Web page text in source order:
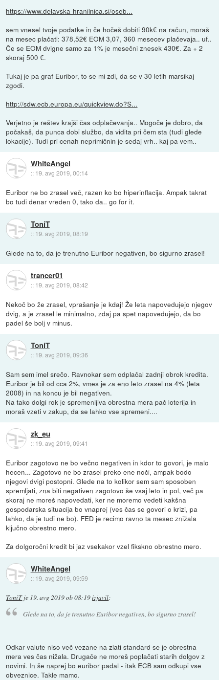
https://www.delavska-hranilnica.si/oseb...
sem vnesel tvoje podatke in če hočeš dobiti 90k€ na račun, moraš
na mesec plačati: 378,52€ EOM 3,07, 360 mesecev plačevaja.. uf..
Če se EOM dvigne samo za 1% je mesečni znesek 430€. Za + 2
skoraj 500 €.
Tukaj je pa graf Euribor, to se mi zdi, da se v 30 letih marsikaj
zgodi.
http://sdw.ecb.europa.eu/quickview.do?S...
Verjetno je reštev krajši čas odplačevanja.. Mogoče je dobro, da
počakaš, da punca dobi službo, da vidita pri čem sta (tudi glede
lokacije). Tudi pri cenah neprimičnin je sedaj vrh.. kaj pa vem..
WhiteAngel
:: 19. avg 2019, 00:14
Euribor ne bo zrasel več, razen ko bo hiperinflacija. Ampak takrat
bo tudi denar vreden 0, tako da.. go for it.
ToniT
:: 19. avg 2019, 08:19
Glede na to, da je trenutno Euribor negativen, bo sigurno zrasel!
trancer01
:: 19. avg 2019, 08:42
Nekoč bo že zrasel, vprašanje je kdaj! Že leta napovedujejo njegov
dvig, a je zrasel le minimalno, zdaj pa spet napovedujejo, da bo
padel še bolj v minus.
ToniT
:: 19. avg 2019, 09:36
Sam sem imel srečo. Ravnokar sem odplačal zadnji obrok kredita.
Euribor je bil od cca 2%, vmes je za eno leto zrasel na 4% (leta
2008) in na koncu je bil negativen.
Na tako dolgi rok je spremenljiva obrestna mera pač loterija in
moraš vzeti v zakup, da se lahko vse spremeni....
zk_eu
:: 19. avg 2019, 09:41
Euribor zagotovo ne bo večno negativen in kdor to govori, je malo
hecen... Zagotovo ne bo zrasel preko ene noči, ampak bodo
njegovi dvigi postopni. Glede na to kolikor sem sam sposoben
spremljati, zna biti negativen zagotovo še vsaj leto in pol, več pa
skoraj ne moreš napovedati, ker ne moremo vedeti kakšna
gospodarska situacija bo vnaprej (ves čas se govori o krizi, pa
lahko, da je tudi ne bo). FED je recimo ravno ta mesec znižala
ključno obrestno mero.
Za dolgoročni kredit bi jaz vsekakor vzel fikskno obrestno mero.
WhiteAngel
:: 19. avg 2019, 09:59
ToniTje 19. avg 2019 ob 08:19izjavil:
Glede na to, da je trenutno Euribor negativen, bo sigurno zrasel!
Odkar valute niso več vezane na zlati standard se je obrestna
mera ves čas nižala. Drugače ne moreš poplačati starih dolgov z
novimi. In še naprej bo euribor padal - itak ECB sam odkupi vse
obveznice. Takle mamo.